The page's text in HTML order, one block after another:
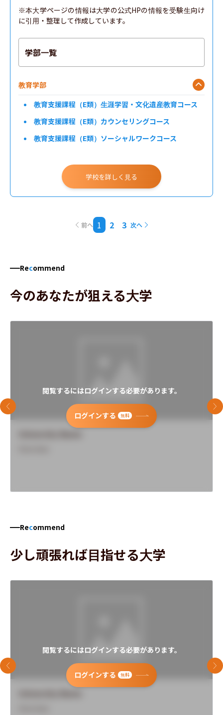
※本大学ページの情報は大学の公式HPの情報を受験生向け
に引用・整理して作成しています。
学部一覧
教育学部
教育支援課程（E類）生涯学習・文化遺産教育コース
教育支援課程（E類）カウンセリングコース
教育支援課程（E類）ソーシャルワークコース
教育支援課程（E類）情報教育コース
教育支援課程（E類）表現教育コース
学校を詳しく見る
前へ 1 2 3 次へ
Recommend
今のあなたが狙える大学
閲覧するにはログインする必要があります。
ログインする 無料
前のスライド 次
Recommend
少し頑張れば目指せる大学
閲覧するにはログインする必要があります。
ログインする 無料
前のスライド 次